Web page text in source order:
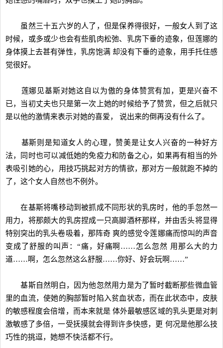
虽然三十五六岁的人了，但是保养得很好，一般女人到了这
时候，或多或少也会有些肌肉松弛、乳房下垂的迹象，但莲娜的
身体摸上去甚有弹性，乳房饱满 却没有下垂的迹象，用手托住感
觉很好。
莲娜见基斯对她这自以为傲的身体赞赏有加，更是兴奋不
已，当初丈夫也只是第一次上她的时候给予了赞赏，但之后就只
是以他的激情来表示对她的喜爱， 说出来的倒再没有什么了。
基斯则是知道女人的心理，赞美是让女人兴奋的一种好方
法，同时也可以减低她的免疫力和防备之心，如果再有相当的外
表吸引她的心，用技巧挑起对方的情欲，那对方一般就跑不掉的
了，这个女人自然也不例外。
在基斯将嘴移动到被抓成不同形状的乳房时，他的手忽然一
用力，将那颇大的乳房捏成一只高脚酒杯那样，并由舌头将显得
特别突出的乳头卷吸着，那阵奇 爽的感觉令莲娜痛而惊叫的声音
变成了舒服的叫声：“痛，好痛啊……怎么忽然 用那么大的力
道……啊，怎么忽然这么舒服……你好、好会玩啊……”
基斯自然明白，因为他忽然用力是为了暂时截断那些微血管
里的血流，使她的胸部暂时陷入贫血状态，而在此状态中，皮肤
的敏感程度会倍增，而本来就是 体外最敏感区域的乳头更是对刺
激敏感了多倍，一受抚摸就会得到许多快感，更 何况是他那么技
巧性的挑逗，她想不快活都不行。